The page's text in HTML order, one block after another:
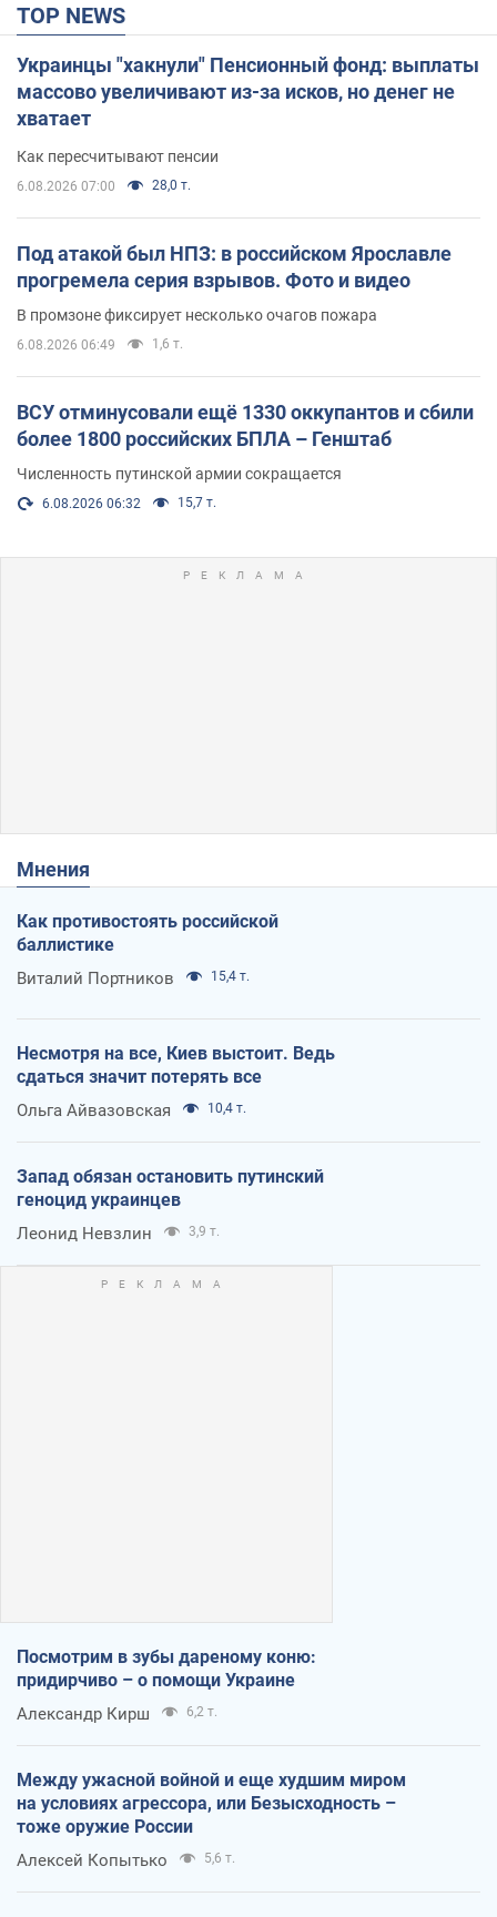
TOP NEWS
Украинцы "хакнули" Пенсионный фонд: выплаты
массово увеличивают из-за исков, но денег не
хватает
Как пересчитывают пенсии
6.08.2026 07:00 28,0 т.
Под атакой был НПЗ: в российском Ярославле
прогремела серия взрывов. Фото и видео
В промзоне фиксирует несколько очагов пожара
6.08.2026 06:49 1,6 т.
ВСУ отминусовали ещё 1330 оккупантов и сбили
более 1800 российских БПЛА – Генштаб
Численность путинской армии сокращается
6.08.2026 06:32 15,7 т.
Мнения
Как противостоять российской
баллистике
Виталий Портников 15,4 т.
Несмотря на все, Киев выстоит. Ведь
сдаться значит потерять все
Ольга Айвазовская 10,4 т.
Запад обязан остановить путинский
геноцид украинцев
Леонид Невзлин 3,9 т.
Посмотрим в зубы дареному коню:
придирчиво – о помощи Украине
Александр Кирш 6,2 т.
Между ужасной войной и еще худшим миром
на условиях агрессора, или Безысходность –
тоже оружие России
Алексей Копытько 5,6 т.